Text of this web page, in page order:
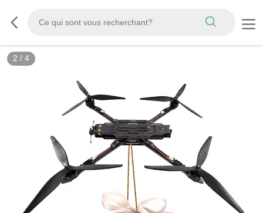
2 / 4